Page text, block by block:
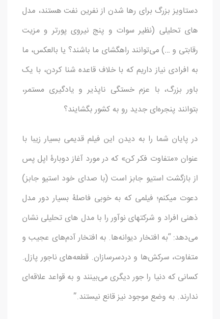
دستاویز بزرگ برای رها شدن از نفرین نفت هستند، مدل
های تحلیلی (نظیر سوات و پنج نیروی پورتر و مزیت
رقابتی و …) می‌توانند راهگشای ما باشند؟ یا بالعکس، ما
به افرادی نیاز داریم که با خلاف قاعده شنا کردن، با یک
باور بزرگ، با عزم خستگی ناپذیر و یادگیری مستمر،
بتوانند پنجره‌ای جدید رو به کشور بگشایند؟
در پایان شما را به دیدن این فیلم قدیمی بسیار زیبا با
عنوان «متفاوت فکر کن» که در مورد آغاز دوبارۀ اپل پس
از بازگشت استیو جابز است (با صدای خود استیو جابز)
دعوت میکنم؛ فیلمی که به خوبی فاصلۀ بسیار دور مدل
ذهنی افراد و شرکتهای نوآور را با مدل های تحلیلی نشان
می‌دهد: “به افتخار دیوانه‌ها. به افتخار آدم‌های عجیب و
متفاوت، سرکش‌ها و دردسرسازان. قطعه‌های ناجور پازل.
کسانی که دنیا را جور دیگری می‌بینند و به قواعد علاقه‌ای
ندارند. به وضع موجود نیز قانع نیستند.”